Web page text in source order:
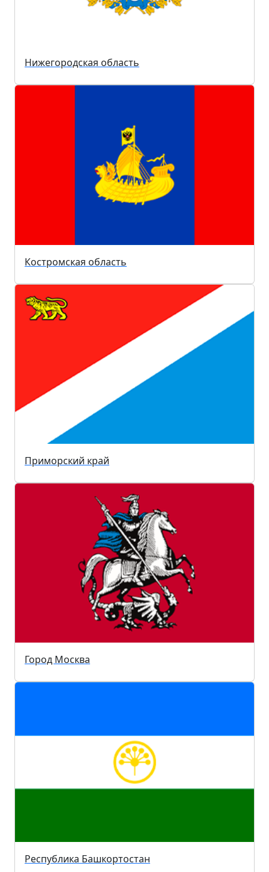
Нижегородская область
Костромская область
Приморский край
Город Москва
Республика Башкортостан